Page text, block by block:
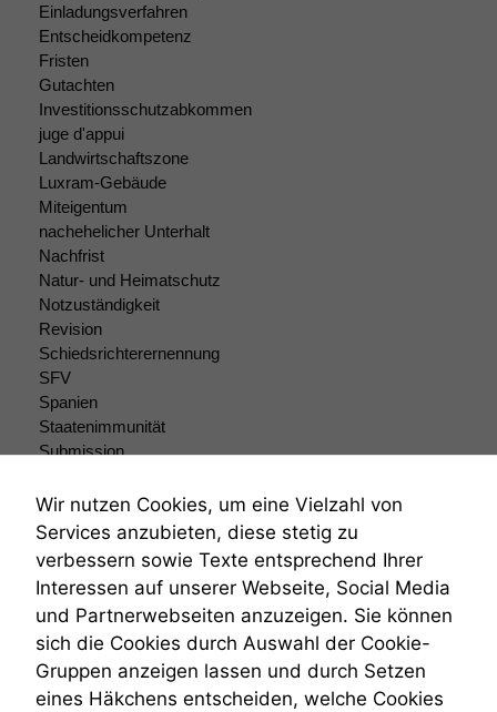
Einladungsverfahren
Entscheidkompetenz
Fristen
Gutachten
Investitionsschutzabkommen
juge d'appui
Landwirtschaftszone
Luxram-Gebäude
Miteigentum
nachehelicher Unterhalt
Nachfrist
Natur- und Heimatschutz
Notzuständigkeit
Revision
Schiedsrichterernennung
SFV
Spanien
Staatenimmunität
Submission
Teilungsklage
Venezuela
VRK
Wiederherstellungsanordnung
Zivilprozessordnung
ZPO
Zustellfiktion
Zuständigkeit
Öffentliches Personalrecht
Wir nutzen Cookies, um eine Vielzahl von
Services anzubieten, diese stetig zu
verbessern sowie Texte entsprechend Ihrer
Interessen auf unserer Webseite, Social Media
und Partnerwebseiten anzuzeigen. Sie können
sich die Cookies durch Auswahl der Cookie-
Gruppen anzeigen lassen und durch Setzen
eines Häkchens entscheiden, welche Cookies
Funktionalität
Funktionen auf
dieser Website
sind optional.
Wenn Sie
diese Option
deaktivieren,
kann die
Website nicht
zu 100%
funktionieren.